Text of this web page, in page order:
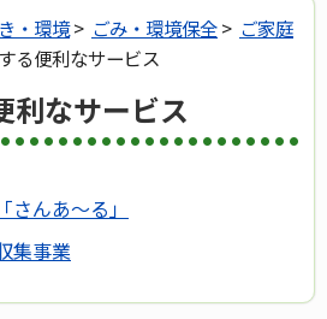
・環境> ごみ・環境保全> ご家庭
る便利なサービス
利なサービス
さんあ～る」
集事業